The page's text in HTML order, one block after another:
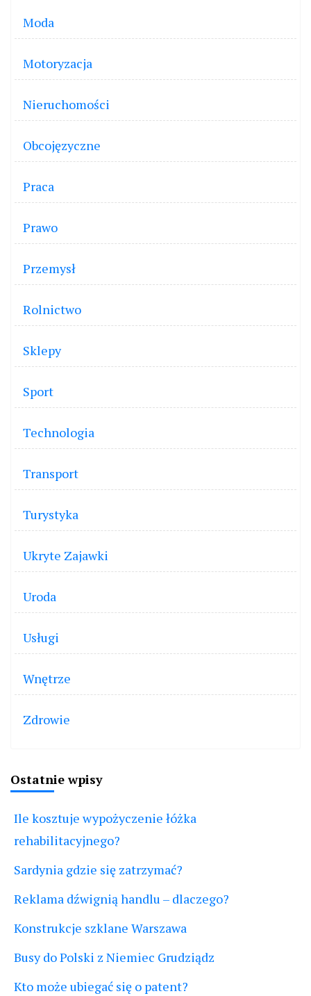
Moda
Motoryzacja
Nieruchomości
Obcojęzyczne
Praca
Prawo
Przemysł
Rolnictwo
Sklepy
Sport
Technologia
Transport
Turystyka
Ukryte Zajawki
Uroda
Usługi
Wnętrze
Zdrowie
Ostatnie wpisy
Ile kosztuje wypożyczenie łóżka
rehabilitacyjnego?
Sardynia gdzie się zatrzymać?
Reklama dźwignią handlu – dlaczego?
Konstrukcje szklane Warszawa
Busy do Polski z Niemiec Grudziądz
Kto może ubiegać się o patent?